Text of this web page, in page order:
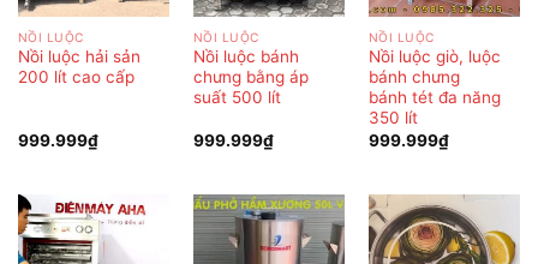
NỒI LUỘC
Nồi luộc hải sản
200 lít cao cấp
999.999₫
NỒI LUỘC
Nồi luộc bánh
chưng bằng áp
suất 500 lít
999.999₫
NỒI LUỘC
Nồi luộc giò, luộc
bánh chưng
bánh tét đa năng
350 lít
999.999₫